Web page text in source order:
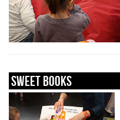
sweet books